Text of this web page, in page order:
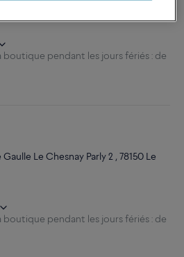
boutique pendant les jours fériés : de
Le Chesnay Parly 2 , 78150 Le
boutique pendant les jours fériés : de